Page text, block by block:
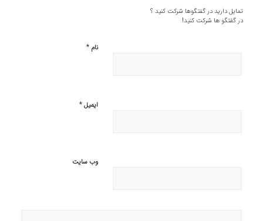
تمایل دارید در گفتگوها شرکت کنید ؟
در گفتگو ها شرکت کنید!
نام *
ایمیل*
وب‌ سایت